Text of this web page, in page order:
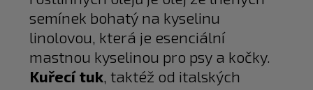
semínek bohatý na kyselinu
linolovou, která je esenciální
mastnou kyselinou pro psy a kočky.
Kuřecí tuk, taktéž od italských